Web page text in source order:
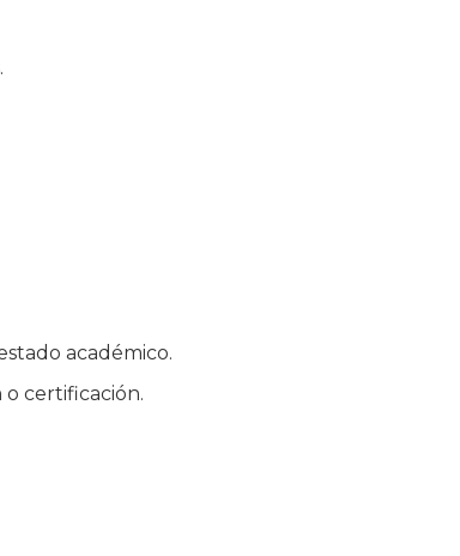
académico.
certificación.